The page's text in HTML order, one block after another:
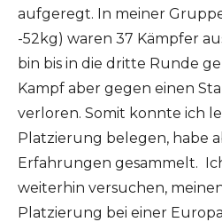
aufgeregt. In meiner
-52kg) waren 37 Kämpfer
bin bis in die dritte Runde
Kampf aber gegen einen
verloren. Somit konnte ich
Platzierung belegen, habe
Erfahrungen gesammelt.
weiterhin versuchen,
Platzierung bei einer